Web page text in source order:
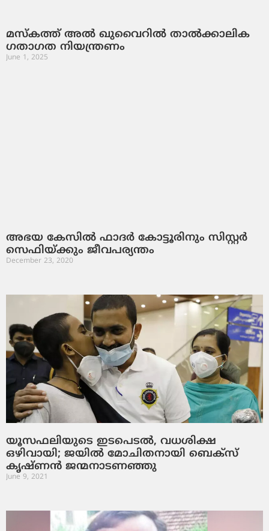
മസ്‌കത്ത് അല്‍ ഖുവൈറില്‍ താൽക്കാലിക
ഗതാഗത നിയന്ത്രണം
June 1, 2025
അഭയ കേസില്‍ ഫാദര്‍ കോട്ടൂരിനും സിസ്റ്റര്‍
സെഫിയ്ക്കും ജീവപര്യന്തം
December 23, 2020
യൂസഫലിയുടെ ഇടപെടല്‍, വധശിക്ഷ
ഒഴിവായി; ജയില്‍ മോചിതനായി ബെക്സ്
കൃഷ്ണന്‍ ജന്മനാടണഞ്ഞു
June 9, 2021